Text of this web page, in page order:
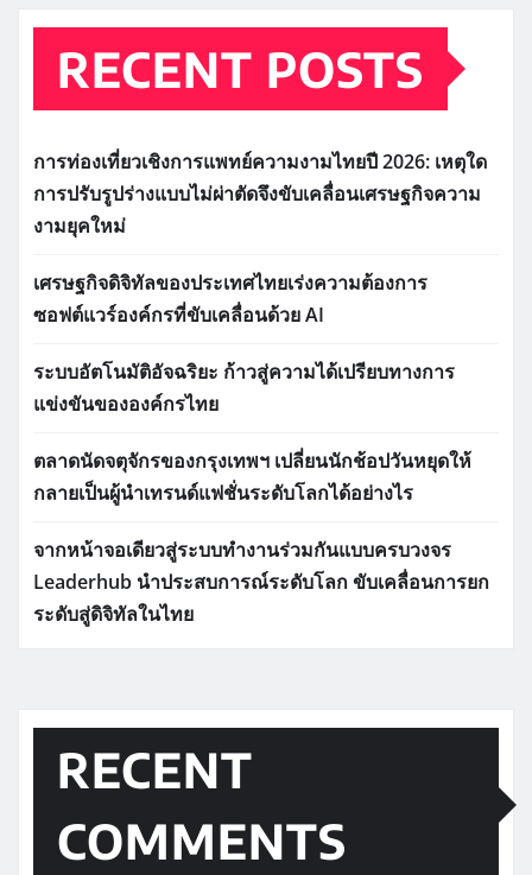
RECENT POSTS
การท่องเที่ยวเชิงการแพทย์ความงามไทยปี 2026: เหตุใด
การปรับรูปร่างแบบไม่ผ่าตัดจึงขับเคลื่อนเศรษฐกิจความ
งามยุคใหม่
เศรษฐกิจดิจิทัลของประเทศไทยเร่งความต้องการ
ซอฟต์แวร์องค์กรที่ขับเคลื่อนด้วย AI
ระบบอัตโนมัติอัจฉริยะ ก้าวสู่ความได้เปรียบทางการ
แข่งขันขององค์กรไทย
ตลาดนัดจตุจักรของกรุงเทพฯ เปลี่ยนนักช้อปวันหยุดให้
กลายเป็นผู้นำเทรนด์แฟชั่นระดับโลกได้อย่างไร
จากหน้าจอเดียวสู่ระบบทำงานร่วมกันแบบครบวงจร
Leaderhub นำประสบการณ์ระดับโลก ขับเคลื่อนการยก
ระดับสู่ดิจิทัลในไทย
RECENT
COMMENTS